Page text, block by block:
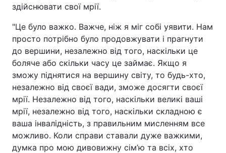
здійснювати свої мрії.
"Це було важко. Важче, ніж я міг собі уявити. Нам
просто потрібно було продовжувати і прагнути
до вершини, незалежно від того, наскільки це
боляче або скільки часу це займає. Якщо я
зможу піднятися на вершину світу, то будь-хто,
незалежно від своєї вади, зможе досягти своєї
мрії. Незалежно від того, наскільки великі ваші
мрії, незалежно від того, наскільки складною є
ваша інвалідність, з правильним мисленням все
можливо. Коли справи ставали дуже важкими,
думка про мою дивовижну сім’ю та всіх, хто